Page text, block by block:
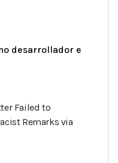
desarrollador e
Failed to
Remarks via